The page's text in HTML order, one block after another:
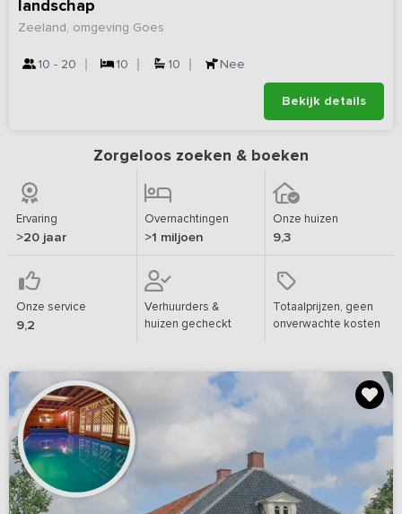
landschap
Zeeland, omgeving Goes
10 - 20 10 10 Nee
Bekijk details
Zorgeloos zoeken & boeken
Ervaring
>20 jaar
Overnachtingen
>1 miljoen
Onze huizen
9,3
Onze service
9,2
Verhuurders &
huizen gecheckt
Totaalprijzen, geen
onverwachte kosten